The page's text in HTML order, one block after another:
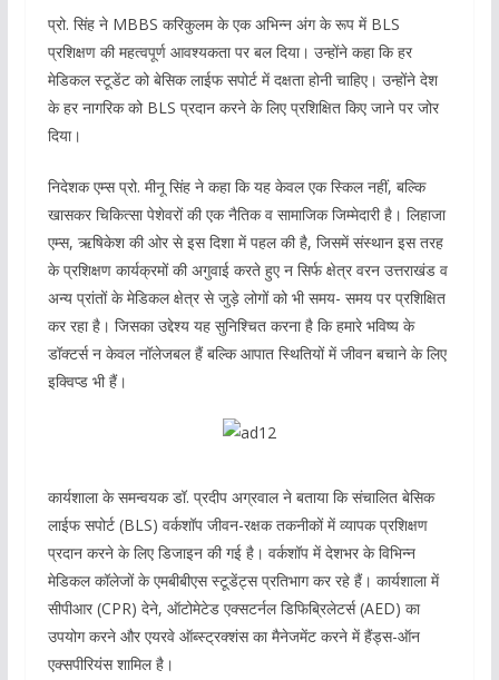
प्रो. सिंह ने MBBS करिकुलम के एक अभिन्न अंग के रूप में BLS
प्रशिक्षण की महत्वपूर्ण आवश्यकता पर बल दिया। उन्होंने कहा कि हर
मेडिकल स्टूडेंट को बेसिक लाईफ सपोर्ट में दक्षता होनी चाहिए। उन्होंने देश
के हर नागरिक को BLS प्रदान करने के लिए प्रशिक्षित किए जाने पर जोर
दिया।
निदेशक एम्स प्रो. मीनू सिंह ने कहा कि यह केवल एक स्किल नहीं, बल्कि
खासकर चिकित्सा पेशेवरों की एक नैतिक व सामाजिक जिम्मेदारी है। लिहाजा
एम्स, ऋषिकेश की ओर से इस दिशा में पहल की है, जिसमें संस्थान इस तरह
के प्रशिक्षण कार्यक्रमों की अगुवाई करते हुए न सिर्फ क्षेत्र वरन उत्तराखंड व
अन्य प्रांतों के मेडिकल क्षेत्र से जुड़े लोगों को भी समय- समय पर प्रशिक्षित
कर रहा है। जिसका उद्देश्य यह सुनिश्चित करना है कि हमारे भविष्य के
डॉक्टर्स न केवल नॉलेजबल हैं बल्कि आपात स्थितियों में जीवन बचाने के लिए
इक्विप्ड भी हैं।
कार्यशाला के समन्वयक डॉ. प्रदीप अग्रवाल ने बताया कि संचालित बेसिक
लाईफ सपोर्ट (BLS) वर्कशॉप जीवन-रक्षक तकनीकों में व्यापक प्रशिक्षण
प्रदान करने के लिए डिजाइन की गई है। वर्कशॉप में देशभर के विभिन्न
मेडिकल कॉलेजों के एमबीबीएस स्टूडेंट्स प्रतिभाग कर रहे हैं। कार्यशाला में
सीपीआर (CPR) देने, ऑटोमेटेड एक्सटर्नल डिफिब्रिलेटर्स (AED) का
उपयोग करने और एयरवे ऑब्स्ट्रक्शंस का मैनेजमेंट करने में हैंड्स-ऑन
एक्सपीरियंस शामिल है।